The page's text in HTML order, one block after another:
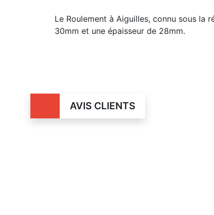
Le Roulement à Aiguilles, connu sous la
30mm et une épaisseur de 28mm.
AVIS CLIENTS